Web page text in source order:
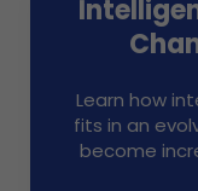
Learn how
fits in an
become